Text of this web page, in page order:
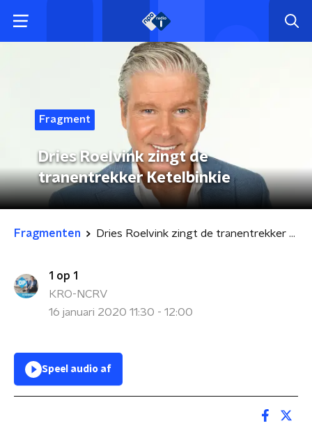
Fragment
Dries Roelvink zingt de
tranentrekker Ketelbinkie
Fragmenten Dries Roelvink zingt de tranentrekker Ketelbinkie
1 op 1
KRO-NCRV
16 januari 2020 11:30 - 12:00
Speel audio af